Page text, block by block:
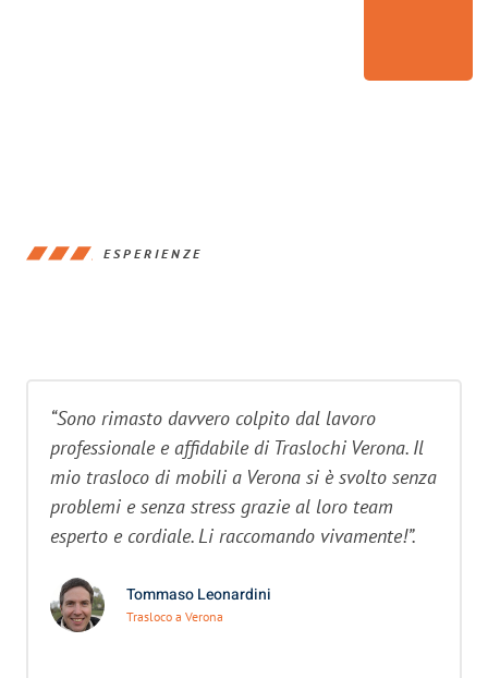
ESPERIENZE
“Sono rimasto davvero colpito dal lavoro
professionale e affidabile di Traslochi Verona. Il
mio trasloco di mobili a Verona si è svolto senza
problemi e senza stress grazie al loro team
esperto e cordiale. Li raccomando vivamente!”.
Tommaso Leonardini
Trasloco a Verona